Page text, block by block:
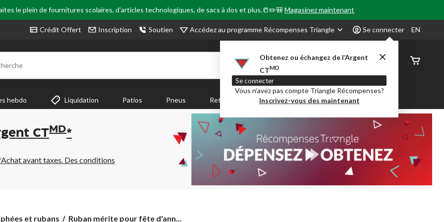
le plein de fournitures scolaires, d'articles technologiques, de sacs à dos et plus.📒✏️🎒Magasinez maintenant
Crédit Offert Inscription Soutien Accédez au programme Récompenses Triangle Se connecter
Obtenez ou échangez de l’Argent
CTMD
Se connecter
Vous n’avez pas compte Triangle Récompenses?
Inscrivez-vous des maintenant
EN
État de
hebdo Liquidation Patios Pneus Retour en Classe Party City Centre-auto
CT MD*
avant taxes. Des conditions
et rubans
Ruban
Ruban mérite pour fête d'ann...